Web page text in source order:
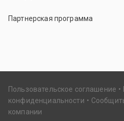
Партнерская программа
Пользовательское соглашение
конфиденциальности
компании